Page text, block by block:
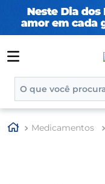
TERMOS MAIS
1º
tadalafila
Medicamentos